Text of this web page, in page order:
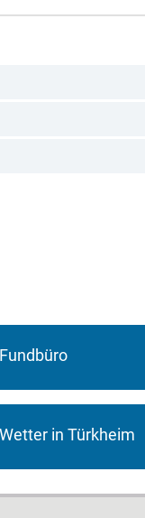
Fundbüro
Wetter in Türkheim